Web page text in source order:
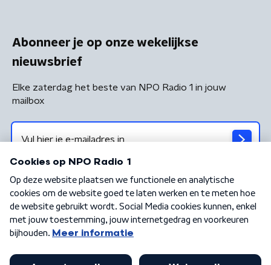
Abonneer je op onze wekelijkse
nieuwsbrief
Elke zaterdag het beste van NPO Radio 1 in jouw
mailbox
Algemene voorwaarden